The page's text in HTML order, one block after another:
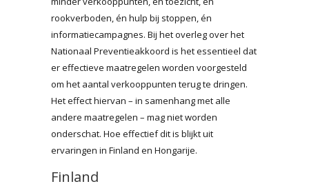
rookverboden, én hulp bij stoppen, én
informatiecampagnes. Bij het overleg over het
Nationaal Preventieakkoord is het essentieel dat
er effectieve maatregelen worden voorgesteld
om het aantal verkooppunten terug te dringen.
Het effect hiervan – in samenhang met alle
andere maatregelen – mag niet worden
onderschat. Hoe effectief dit is blijkt uit
ervaringen in Finland en Hongarije.
Finland